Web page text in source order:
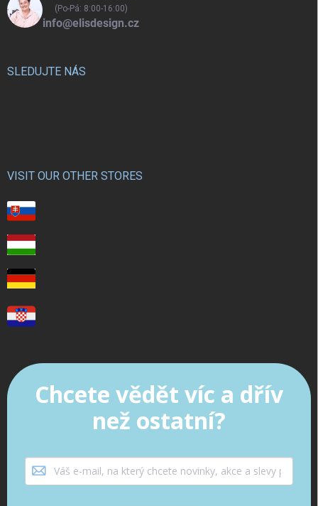
Chcete vědět víc a dřív
než ostatní?
(Po-Pá: 8:00-16:00)
info@elisdesign.cz
SLEDUJTE NÁS
VISIT OUR OTHER STORES